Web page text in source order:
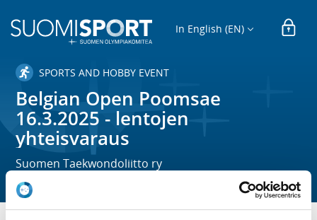
In English (EN)
SPORTS AND HOBBY EVENT
Belgian Open Poomsae
16.3.2025 - lentojen
yhteisvaraus
Suomen Taekwondoliitto ry